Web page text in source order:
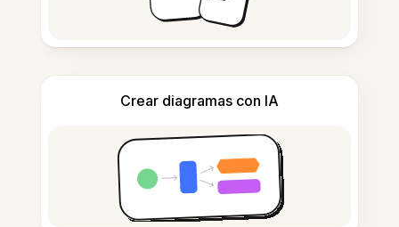
Crear diagramas con IA